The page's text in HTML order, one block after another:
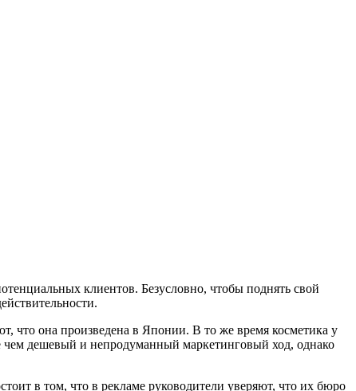
клиентов. Безусловно, чтобы поднять свой
что она произведена в Японии. В то же время косметика у
чем дешевый и непродуманный маркетинговый ход, однако
в том, что в рекламе руководители уверяют, что их бюро